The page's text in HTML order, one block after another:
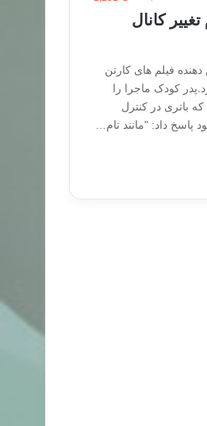
کانال
فیلم های کارتن
کودک ماجرا را
باتری در کنترل
داد: "مانند تام…